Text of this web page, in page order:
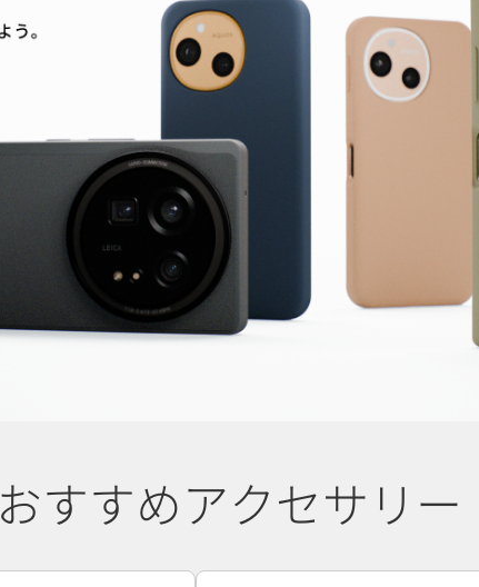
おすすめアクセサリー